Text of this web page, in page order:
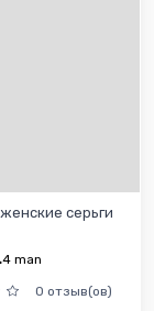
серьги
4 man
0 отзыв(ов)